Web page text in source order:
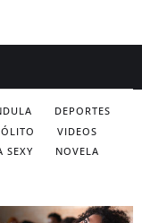
DEPORTES
VIDEOS
SEXY NOVELA